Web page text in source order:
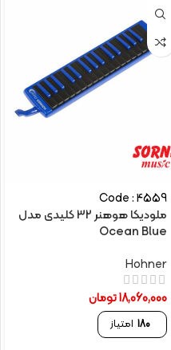
Code : 4559
ملودیکا هوهنر 32 کلیدی مدل
Ocean Blue
Hohner
18,060,000تومان
180 امتیاز